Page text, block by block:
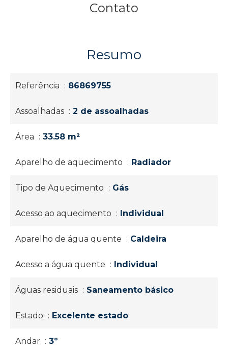
Contato
Resumo
Referência 86869755
Assoalhadas 2 de assoalhadas
Área 33.58 m²
Aparelho de aquecimento Radiador
Tipo de Aquecimento Gás
Acesso ao aquecimento Individual
Aparelho de água quente Caldeira
Acesso a água quente Individual
Águas residuais Saneamento básico
Estado Excelente estado
Andar 3º